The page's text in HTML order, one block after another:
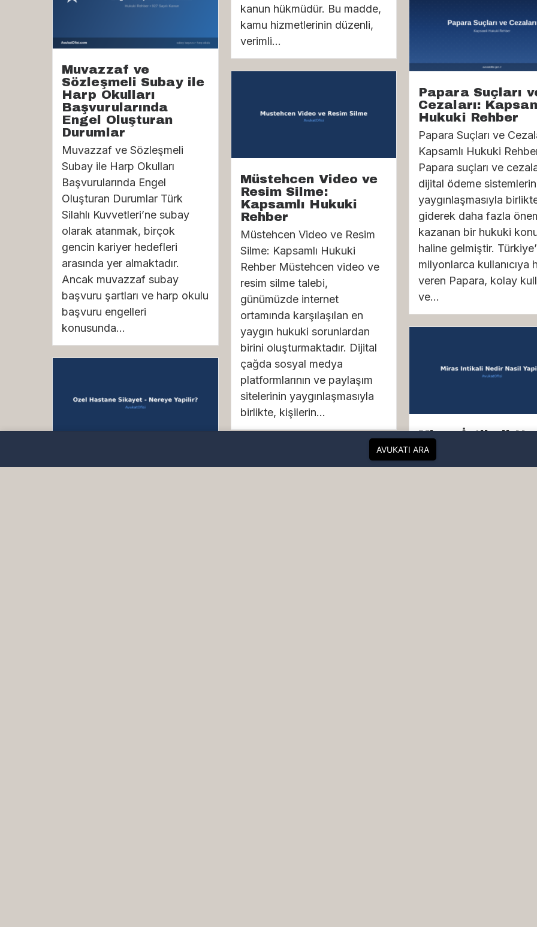
kanun hükmüdür. Bu madde,
kamu hizmetlerinin düzenli,
verimli...
Muvazzaf ve
Sözleşmeli Subay ile
Harp Okulları
Başvurularında
Engel Oluşturan
Durumlar
Muvazzaf ve Sözleşmeli
Subay ile Harp Okulları
Başvurularında Engel
Oluşturan Durumlar Türk
Silahlı Kuvvetleri’ne subay
olarak atanmak, birçok
gencin kariyer hedefleri
arasında yer almaktadır.
Ancak muvazzaf subay
başvuru şartları ve harp okulu
başvuru engelleri
konusunda...
Papara Suçları
Cezaları:
Hukuki Rehber
Papara Suçları ve
Kapsamlı Hukuki
Papara suçları ve
dijital ödeme
yaygınlaşmasıyla
giderek daha fazla
kazanan bir hukuki
haline gelmiştir.
milyonlarca kullanıcıya
veren Papara, kolay
ve...
Müstehcen Video ve
Resim Silme:
Kapsamlı Hukuki
Rehber
Müstehcen Video ve Resim
Silme: Kapsamlı Hukuki
Rehber Müstehcen video ve
resim silme talebi,
günümüzde internet
ortamında karşılaşılan en
yaygın hukuki sorunlardan
birini oluşturmaktadır. Dijital
çağda sosyal medya
platformlarının ve paylaşım
sitelerinin yaygınlaşmasıyla
birlikte, kişilerin...
Miras İntikali
Miras İntikali
Yapılır? Kapsamlı
Özel Hastane
AVUKATI ARA